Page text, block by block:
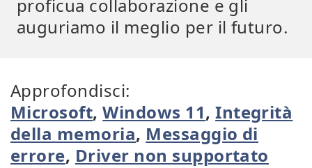
proficua collaborazione e gli
auguriamo il meglio per il futuro.
Approfondisci:
Microsoft,Windows 11,Integrità
della memoria, Messaggio di
errore, Driver non supportato